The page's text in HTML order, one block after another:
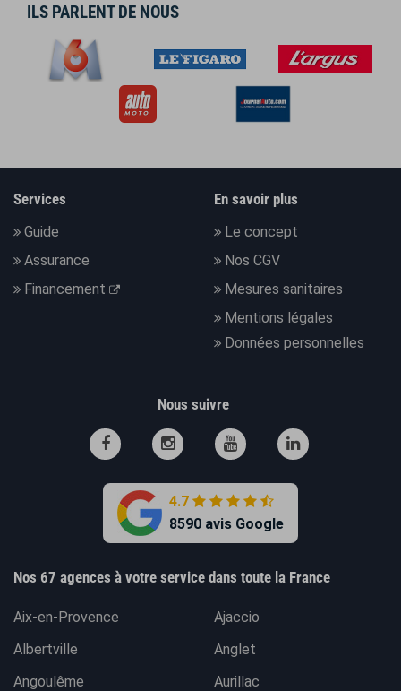
ILS PARLENT DE NOUS
Services
Guide
Assurance
Financement
En savoir plus
Le concept
Nos CGV
Mesures sanitaires
Mentions légales
Données personnelles
Nous suivre
4.7
8590 avis Google
Nos 67 agences à votre service dans toute la France
Aix-en-Provence
Ajaccio
Albertville
Anglet
Angoulême
Aurillac